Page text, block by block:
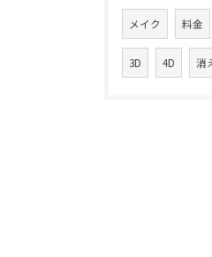
メイク 料金
3D 4D 消